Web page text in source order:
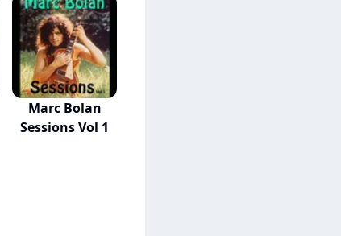
Marc Bolan
Sessions Vol 1